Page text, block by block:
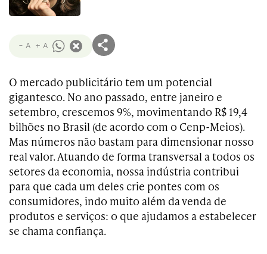
- A + A
O mercado publicitário tem um potencial
gigantesco. No ano passado, entre janeiro e
setembro, crescemos 9%, movimentando R$ 19,4
bilhões no Brasil (de acordo com o Cenp-Meios).
Mas números não bastam para dimensionar nosso
real valor. Atuando de forma transversal a todos os
setores da economia, nossa indústria contribui
para que cada um deles crie pontes com os
consumidores, indo muito além da venda de
produtos e serviços: o que ajudamos a estabelecer
se chama confiança.